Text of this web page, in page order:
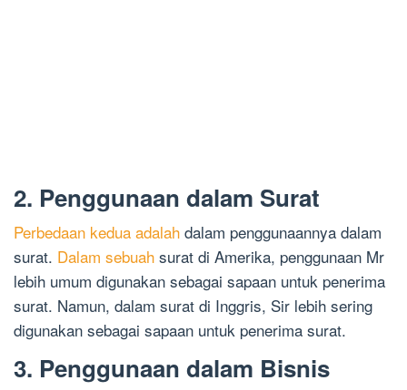
2. Penggunaan dalam Surat
Perbedaan kedua adalah dalam penggunaannya dalam
surat. Dalam sebuah surat di Amerika, penggunaan Mr
lebih umum digunakan sebagai sapaan untuk penerima
surat. Namun, dalam surat di Inggris, Sir lebih sering
digunakan sebagai sapaan untuk penerima surat.
3. Penggunaan dalam Bisnis